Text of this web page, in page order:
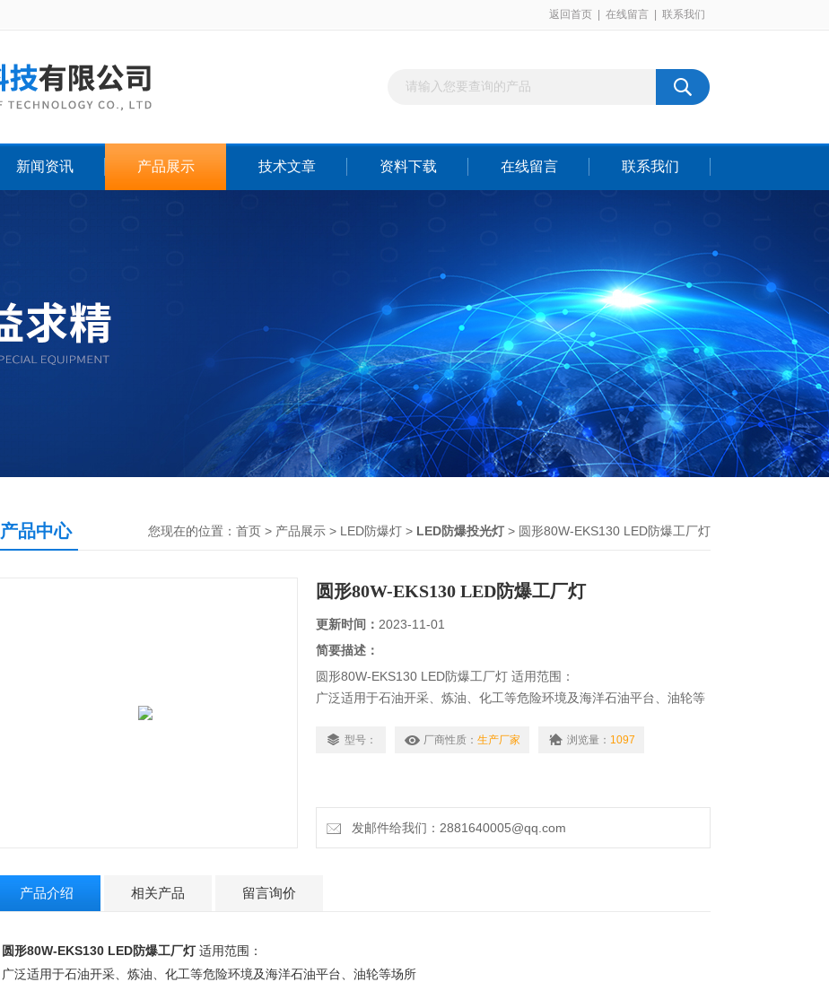
返回首页 在线留言 联系我们
新闻资讯 产品展示 技术文章 资料下载 在线留言 联系我们
产品中心 您现在的位置： 首页 > 产品展示 > LED防爆灯 > LED防爆投光灯 > 圆形80W-EKS130 LED防爆工厂灯
圆形80W-EKS130 LED防爆工厂灯
更新时间： 2023-11-01
简要描述：
圆形80W-EKS130 LED防爆工厂灯 适用范围：
广泛适用于石油开采、炼油、化工等危险环境及海洋石油平台、油轮等
适用于节能改造项目及检修更换困难的场所。
型号： 厂商性质： 生产厂家 浏览量： 1097
发邮件给我们：2881640005@qq.com
产品介绍 相关产品 留言询价
圆形80W-EKS130 LED防爆工厂灯适用范围：
广泛适用于石油开采、炼油、化工等危险环境及海洋石油平台、油轮等场所